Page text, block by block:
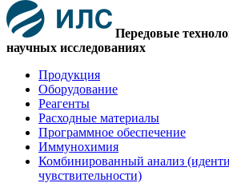
Передовые
научных исследованиях
Продукция
Оборудование
Реагенты
Расходные материалы
Программное обеспечение
Иммунохимия
Комбинированный анализ
чувствительности)